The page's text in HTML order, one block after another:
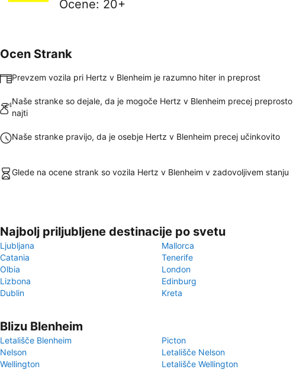
Ocene: 20+
Ocen Strank
Prevzem vozila pri Hertz v Blenheim je razumno hiter in preprost
Naše stranke so dejale, da je mogoče Hertz v Blenheim precej preprosto
najti
Naše stranke pravijo, da je osebje Hertz v Blenheim precej učinkovito
Glede na ocene strank so vozila Hertz v Blenheim v zadovoljivem stanju
Najbolj priljubljene destinacije po svetu
Ljubljana
Mallorca
Catania
Tenerife
Olbia
London
Lizbona
Edinburg
Dublin
Kreta
Blizu Blenheim
Letališče Blenheim
Picton
Nelson
Letališče Nelson
Wellington
Letališče Wellington